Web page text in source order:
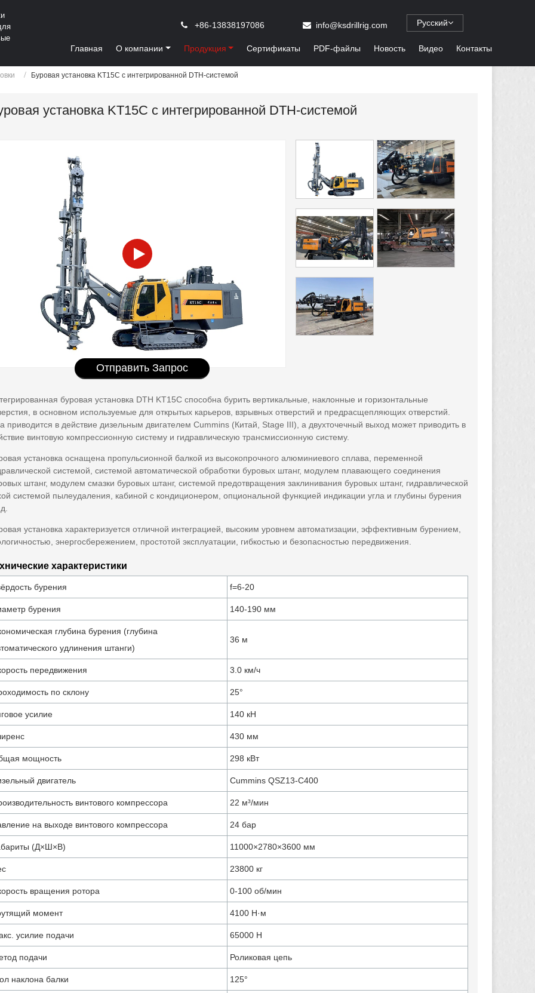
Русский
+86-13838197086 info@ksdrillrig.com
Главная О компании Продукция Сертификаты PDF-файлы Новость Видео Контакты
Буровая установка KT15C с интегрированной DTH-системой
установка KT15C с интегрированной DTH-системой
Отправить Запрос
буровая установка DTH KT15C способна бурить вертикальные, наклонные и горизонтальные
в основном используемые для открытых карьеров, взрывных отверстий и предрасщепляющих отверстий.
приводится в действие дизельным двигателем Cummins (Китай, Stage III), а двухточечный выход может приводить в
винтовую компрессионную систему и гидравлическую трансмиссионную систему.
установка оснащена пропульсионной балкой из высокопрочного алюминиевого сплава, переменной
системой, системой автоматической обработки буровых штанг, модулем плавающего соединения
штанг, модулем смазки буровых штанг, системой предотвращения заклинивания буровых штанг, гидравлической
системой пылеудаления, кабиной с кондиционером, опциональной функцией индикации угла и глубины бурения
установка характеризуется отличной интеграцией, высоким уровнем автоматизации, эффективным бурением,
энергосбережением, простотой эксплуатации, гибкостью и безопасностью передвижения.
характеристики
бурения f=6-20
бурения 140-190 мм
глубина бурения (глубина
удлинения штанги)
36 м
передвижения 3.0 км/ч
по склону 25°
усилие 140 кН
430 мм
мощность 298 кВт
двигатель Cummins QSZ13-C400
винтового компрессора 22 м³/мин
на выходе винтового компрессора 24 бар
(Д×Ш×В) 11000×2780×3600 мм
23800 кг
вращения ротора 0-100 об/мин
момент 4100 Н·м
усилие подачи 65000 Н
подачи Роликовая цепь
наклона балки 125°